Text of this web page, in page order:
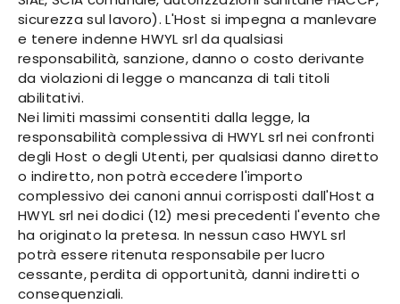
sicurezza sul lavoro). L'Host si impegna a manlevare
e tenere indenne HWYL srl da qualsiasi
responsabilità, sanzione, danno o costo derivante
da violazioni di legge o mancanza di tali titoli
abilitativi.
Nei limiti massimi consentiti dalla legge, la
responsabilità complessiva di HWYL srl nei confronti
degli Host o degli Utenti, per qualsiasi danno diretto
o indiretto, non potrà eccedere l'importo
complessivo dei canoni annui corrisposti dall'Host a
HWYL srl nei dodici (12) mesi precedenti l'evento che
ha originato la pretesa. In nessun caso HWYL srl
potrà essere ritenuta responsabile per lucro
cessante, perdita di opportunità, danni indiretti o
consequenziali.